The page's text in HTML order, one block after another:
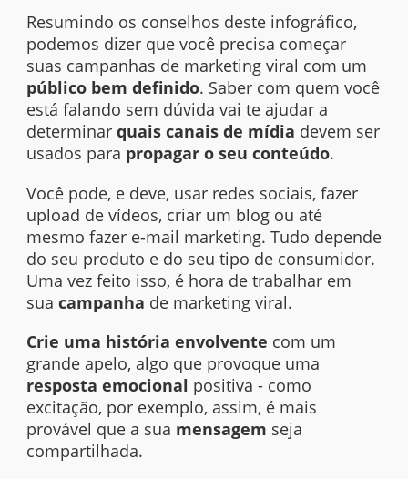
Resumindo os conselhos deste infográfico,
podemos dizer que você precisa começar
suas campanhas de marketing viral com um
público bem definido. Saber com quem você
está falando sem dúvida vai te ajudar a
determinarquais canais de mídia devem ser
usados para propagar o seu conteúdo.
Você pode, e deve, usar redes sociais, fazer
upload devídeos, criar um blog ou até
mesmo fazer e-mail marketing. Tudo depende
do seu produto e do seu tipo de consumidor.
Uma vez feito isso, é hora de trabalhar em
sua campanha de marketing viral.
Crie uma história envolvente com um
grande apelo, algo que provoque uma
resposta emocional positiva - como
excitação, por exemplo, assim, é mais
provável que a sua mensagem seja
compartilhada.